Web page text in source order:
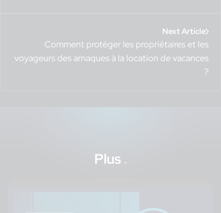
Next Article
Comment protéger les propriétaires et les
voyageurs des arnaques à la location de vacances
?
Plus .